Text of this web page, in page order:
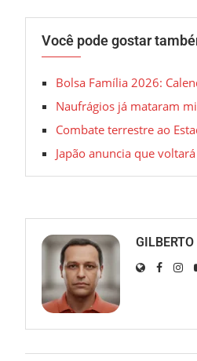
Você pode gostar
Bolsa Família 2026:
Naufrágios já mataram
Combate terrestre ao
Japão anuncia que